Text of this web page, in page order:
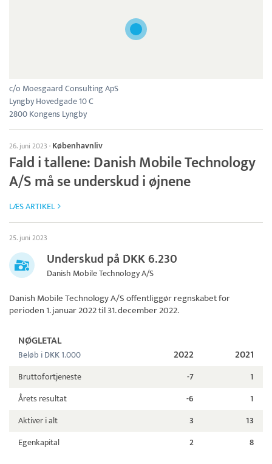
c/o Moesgaard Consulting ApS
Lyngby Hovedgade 10 C
2800 Kongens Lyngby
26. juni 2023 · Københavnliv
Fald i tallene: Danish Mobile Technology
A/S må se underskud i øjnene
LÆS ARTIKEL
25. juni 2023
Underskud på DKK 6.230
Danish Mobile Technology A/S
Danish Mobile Technology A/Soffentliggør regnskabet for
perioden 1. januar 2022 til 31. december 2022.
NØGLETAL
Beløb i DKK 1.000 2022 2021
Bruttofortjeneste -7
1
Årets resultat
-6
1
Aktiver i alt
3
13
Egenkapital
2 8